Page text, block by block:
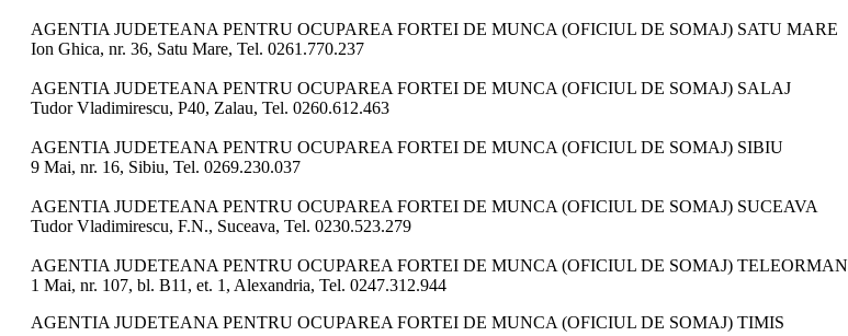
AGENTIA JUDETEANA PENTRU OCUPAREA FORTEI DE MUNCA (OFICIUL DE SOMAJ) SATU MARE
Ion Ghica, nr. 36, Satu Mare, Tel. 0261.770.237
AGENTIA JUDETEANA PENTRU OCUPAREA FORTEI DE MUNCA (OFICIUL DE SOMAJ) SALAJ
Tudor Vladimirescu, P40, Zalau, Tel. 0260.612.463
AGENTIA JUDETEANA PENTRU OCUPAREA FORTEI DE MUNCA (OFICIUL DE SOMAJ) SIBIU
9 Mai, nr. 16, Sibiu, Tel. 0269.230.037
AGENTIA JUDETEANA PENTRU OCUPAREA FORTEI DE MUNCA (OFICIUL DE SOMAJ) SUCEAVA
Tudor Vladimirescu, F.N., Suceava, Tel. 0230.523.279
AGENTIA JUDETEANA PENTRU OCUPAREA FORTEI DE MUNCA (OFICIUL DE SOMAJ) TELEORMAN
1 Mai, nr. 107, bl. B11, et. 1, Alexandria, Tel. 0247.312.944
AGENTIA JUDETEANA PENTRU OCUPAREA FORTEI DE MUNCA (OFICIUL DE SOMAJ) TIMIS